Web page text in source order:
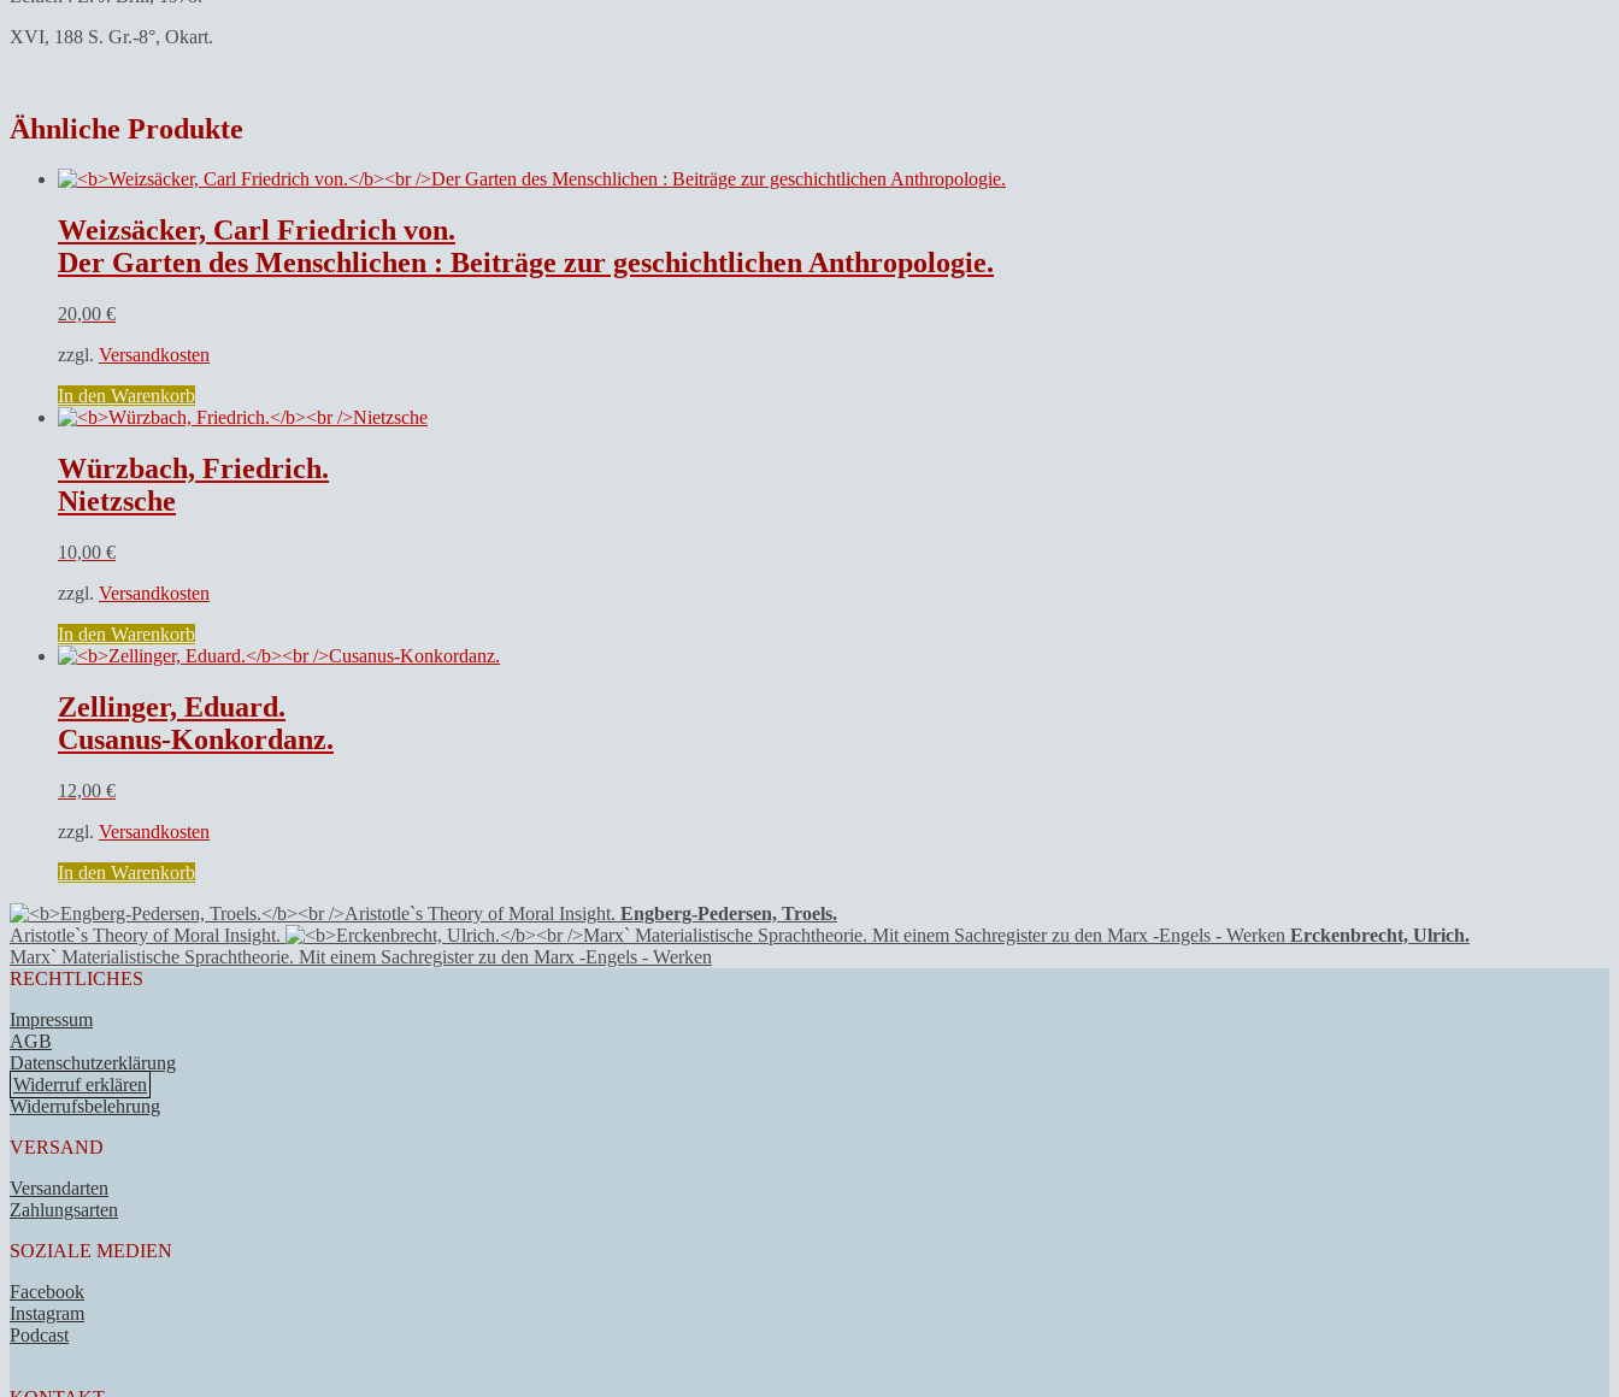
XVI, 188 S. Gr.-8°, Okart.
Ähnliche Produkte
Weizsäcker, Carl Friedrich von.
Der Garten des Menschlichen : Beiträge zur geschichtlichen Anthropologie.
20,00 €
zzgl. Versandkosten
In den Warenkorb
Würzbach, Friedrich.
Nietzsche
10,00 €
zzgl. Versandkosten
In den Warenkorb
Zellinger, Eduard.
Cusanus-Konkordanz.
12,00 €
zzgl. Versandkosten
In den Warenkorb
Engberg-Pedersen, Troels.
Aristotle`s Theory of Moral Insight.
Erckenbrecht, Ulrich.
Marx` Materialistische Sprachtheorie. Mit einem Sachregister zu den Marx -Engels - Werken
RECHTLICHES
Impressum
AGB
Datenschutzerklärung
Widerruf erklären
Widerrufsbelehrung
VERSAND
Versandarten
Zahlungsarten
SOZIALE MEDIEN
Facebook
Instagram
Podcast